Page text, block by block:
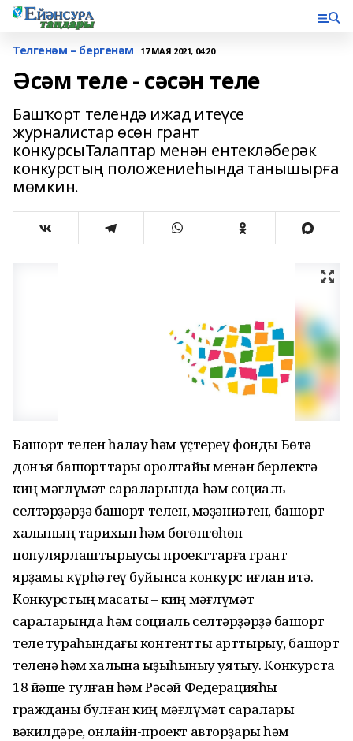
Телгенәм – бергенәм 17 МАЯ 2021, 04:20
Әсәм теле - сәсән теле
Башҡорт телендә ижад итеүсе
журналистар өсөн грант
конкурсыТалаптар менән ентекләберәк
конкурстың положениеһында танышырға
мөмкин.
Башҡорт телен һаҡлау һәм үҫтереү фонды Бөтә
донъя башҡорттары ҡоролтайы менән берлектә
киң мәғлүмәт сараларында һәм социаль
селтәрҙәрҙә башҡорт телен, мәҙәниәтен, башҡорт
халҡының тарихын һәм бөгөнгөһөн
популярлаштырыусы проекттарға грант
ярҙамы күрһәтеү буйынса конкурс иғлан итә.
Конкурстың маҡсаты – киң мәғлүмәт
сараларында һәм социаль селтәрҙәрҙә башҡорт
теле тураһындағы контентты арттырыу, башҡорт
теленә һәм халҡына ҡыҙыҡһыныу уятыу. Конкурста
18 йәше тулған һәм Рәсәй Федерацияһы
гражданы булған киң мәғлүмәт саралары
вәкилдәре, онлайн-проект авторҙары һәм